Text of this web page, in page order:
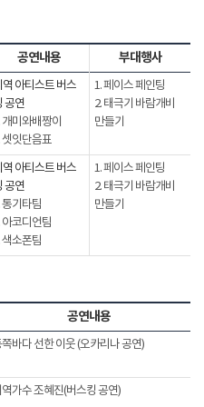
공연내용 부대행사
역 아티스트 버스
공연
개미와배짱이
셋잇단음표
1. 페이스 페인팅
2. 태극기 바람개비
만들기
역 아티스트 버스
공연
통기타팀
아코디언팀
색소폰팀
1. 페이스 페인팅
2. 태극기 바람개비
만들기
공연내용
바다 선한 이웃 (오카리나 공연)
역가수 조혜진(버스킹 공연)